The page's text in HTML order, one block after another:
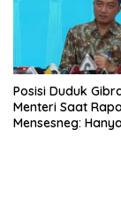
Posisi Duduk
Menteri Saat
Mensesneg: